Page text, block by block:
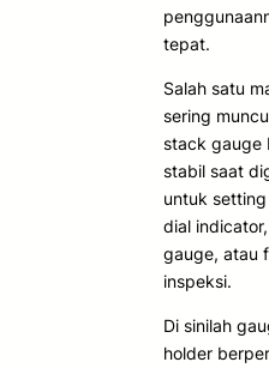
tepat.
Salah satu
sering
stack gauge
stabil saat
untuk
dial
gauge, atau
inspeksi.
Di sinilah
holder